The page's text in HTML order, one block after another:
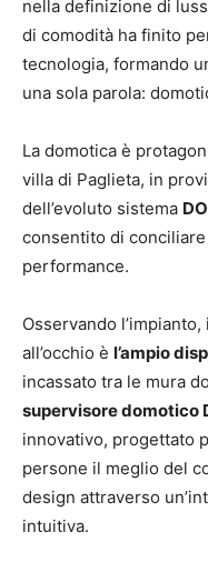
nella definizione di
di comodità ha finito
tecnologia, formando
una sola parola:
La domotica è
villa di Paglieta, in
dell’evoluto sistema
consentito di
performance.
Osservando
all’occhio è l’ampio
incassato tra le mura
supervisore domotico
innovativo, progettato
persone il meglio del
design attraverso
intuitiva.